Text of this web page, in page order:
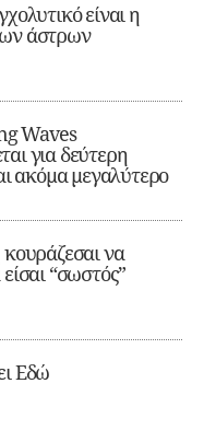
είναι η
άστρων
Waves
για δεύτερη
ακόμα μεγαλύτερο
να
“σωστός”
Εδώ